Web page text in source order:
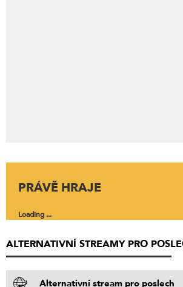
PRÁVĚ HRAJE
Loading ...
ALTERNATIVNÍ STREAMY PRO
Alternativní stream pro poslech